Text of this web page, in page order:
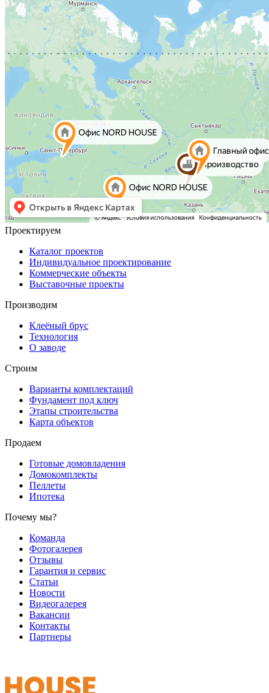
Проектируем
Каталог проектов
Индивидуальное проектирование
Коммерческие объекты
Выставочные проекты
Производим
Клеёный брус
Технология
О заводе
Строим
Варианты комплектаций
Фундамент под ключ
Этапы строительства
Карта объектов
Продаем
Готовые домовладения
Домокомплекты
Пеллеты
Ипотека
Почему мы?
Команда
Фотогалерея
Отзывы
Гарантия и сервис
Статьи
Новости
Видеогалерея
Вакансии
Контакты
Партнеры